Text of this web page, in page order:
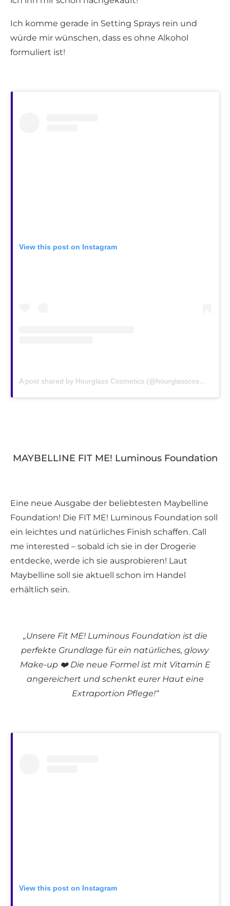
Ich komme gerade in Setting Sprays rein und
würde mir wünschen, dass es ohne Alkohol
formuliert ist!
View this post on Instagram
A post shared by Hourglass Cosmetics (@hourglasscosmetics)
MAYBELLINE FIT ME! Luminous Foundation
Eine neue Ausgabe der beliebtesten Maybelline
Foundation! Die FIT ME! Luminous Foundation soll
ein leichtes und natürliches Finish schaffen. Call
me interested – sobald ich sie in der Drogerie
entdecke, werde ich sie ausprobieren! Laut
Maybelline soll sie aktuell schon im Handel
erhältlich sein.
„Unsere Fit ME! Luminous Foundation ist die
perfekte Grundlage für ein natürliches, glowy
Make-up ❤️ Die neue Formel ist mit Vitamin E
angereichert und schenkt eurer Haut eine
Extraportion Pflege!“
View this post on Instagram